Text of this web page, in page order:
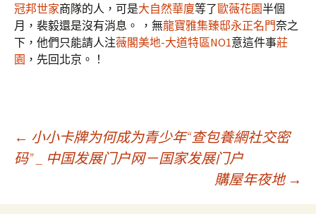
冠邦世家商隊的人，可是大自然華廈等了歐薇花園半個
月，裴毅還是沒有消息。 ，無龍寶雅集臻邸永正名門奈之
下，他們只能請人注薇閣美地-大道特區NO1意這件事莊
園 ，先回北京。！
文
← 小小卡牌为何成为青少年“查包養網社交密
码” _ 中国发展门户网－国家发展门户
購屋年夜地 →